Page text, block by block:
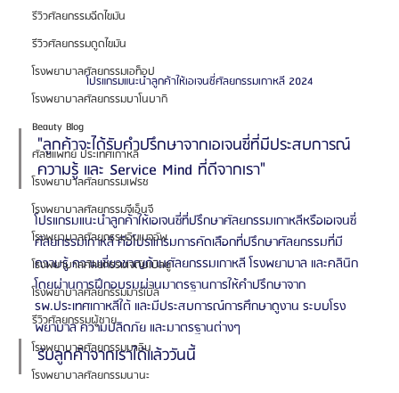
รีวิวศัลยกรรมฉีดไขมัน
รีวิวศัลยกรรมดูดไขมัน
โรงพยาบาลศัลยกรรมเอท็อป
โรงพยาบาลศัลยกรรมบาโนบากิ
Beauty Blog
ศัลยแพทย์ ประเทศเกาหลี
โรงพยาบาลศัลยกรรมเฟรช
โรงพยาบาลศัลยกรรมจีเอ็นจี
โรงพยาบาลศัลยกรรมอิมเมจอัพ
โรงพยาบาลศัลยกรรมเจดับเบิลยู
โรงพยาบาลศัลยกรรมมาร์เบิ้ล
รีวิวศัลยกรรมผู้ชาย
โรงพยาบาลศัลยกรรมมาอิน
โรงพยาบาลศัลยกรรมนานะ
โปรแกรมแนะนำลูกค้าให้เอเจนซี่ศัลยกรรมเกาหลี 2024
"ลูกค้าจะได้รับคำปรึกษาจากเอเจนซี่ที่มีประสบการณ์
ความรู้ และ Service Mind ที่ดีจากเรา"
โปรแกรมแนะนำลูกค้าให้เอเจนซี่ที่ปรึกษาศัลยกรรมเกาหลีหรือเอเจนซี่
ศัลยกรรมเกาหลี คือโปรแกรมการคัดเลือกที่ปรึกษาศัลยกรรมที่มี
ความรู้ ความเชี่ยวชาญด้านศัลยกรรมเกาหลี โรงพยาบาล และคลินิก
โดยผ่านการฝึกอบรมผ่านมาตรฐานการให้คำปรึกษาจาก
รพ.ประเทศเกาหลีใต้ และมีประสบการณ์การศึกษาดูงาน ระบบโรง
พยาบาล ความปลิดภัย และมาตรฐานต่างๆ
รับลูกค้าจากเราได้แล้ววันนี้